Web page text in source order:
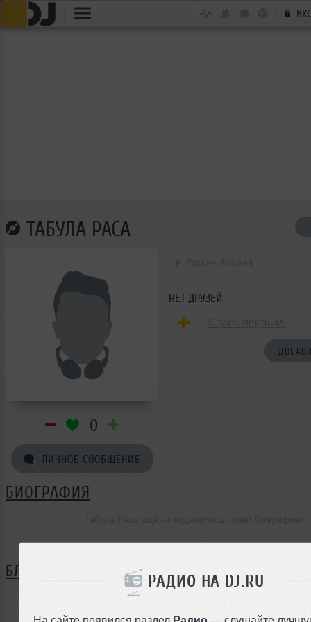
РАДИО НА DJ.RU
На сайте появился раздел Радио — слушайте
ТАБУЛА РАСА
0
ЛИЧНОЕ СООБЩЕНИЕ
НЕТ ДРУЗЕЙ
БИОГРАФИЯ
БЛОГ